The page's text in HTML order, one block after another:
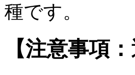
種です。
【注意事項